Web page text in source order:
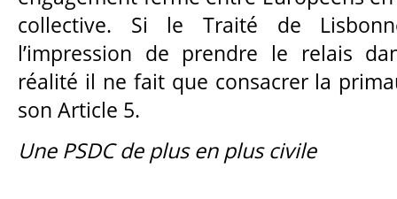
collective. Si le Traité de
l’impression de prendre le relais
réalité il ne fait que consacrer la
son Article 5.
Une PSDC de plus en plus civile